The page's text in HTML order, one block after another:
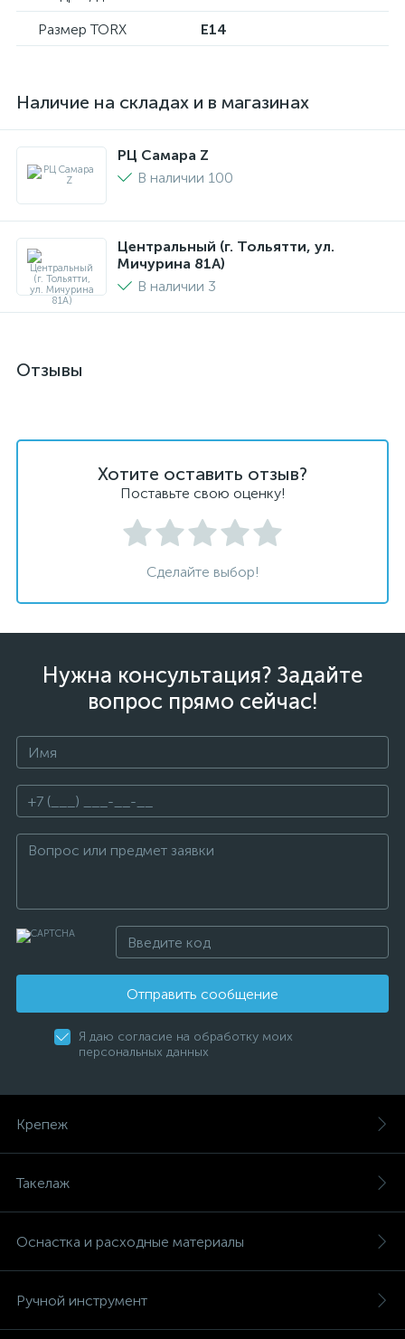
Размер TORX
E14
Наличие на складах и в магазинах
РЦ Самара Z
В наличии 100
Центральный (г. Тольятти, ул.
Мичурина 81А)
В наличии 3
Отзывы
Хотите оставить отзыв?
Поставьте свою оценку!
Сделайте выбор!
Нужна консультация? Задайте
вопрос прямо сейчас!
Отправить сообщение
Я даю согласие на обработку моих
персональных данных
Крепеж
Такелаж
Оснастка и расходные материалы
Ручной инструмент